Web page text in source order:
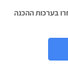
בערכות ההכנה